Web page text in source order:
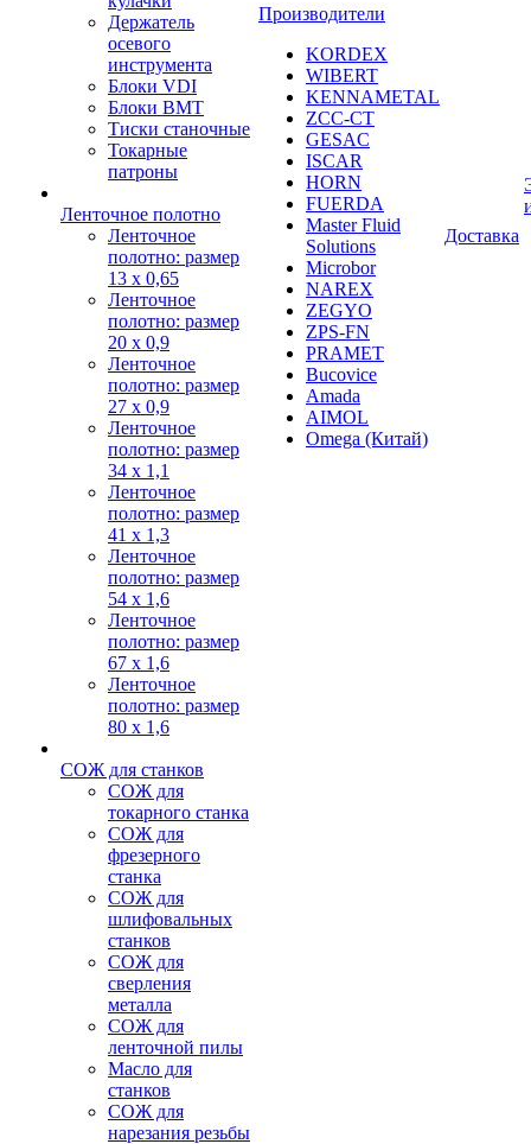
Держатель
осевого
инструмента
Блоки VDI
Блоки BMT
Тиски станочные
Токарные
патроны
Ленточное полотно
Ленточное
полотно: размер
13 х 0,65
Ленточное
полотно: размер
20 х 0,9
Ленточное
полотно: размер
27 х 0,9
Ленточное
полотно: размер
34 х 1,1
Ленточное
полотно: размер
41 х 1,3
Ленточное
полотно: размер
54 х 1,6
Ленточное
полотно: размер
67 х 1,6
Ленточное
полотно: размер
80 х 1,6
СОЖ для станков
СОЖ для
токарного станка
СОЖ для
фрезерного
станка
СОЖ для
шлифовальных
станков
СОЖ для
сверления
металла
СОЖ для
ленточной пилы
Масло для
станков
СОЖ для
нарезания резьбы
Производители
KORDEX
WIBERT
KENNAMETAL
ZCC-CT
GESAC
ISCAR
HORN
FUERDA
Master Fluid
Solutions
Microbor
NAREX
ZEGYO
ZPS-FN
PRAMET
Bucovice
Amada
AIMOL
Omega (Китай)
Доставка